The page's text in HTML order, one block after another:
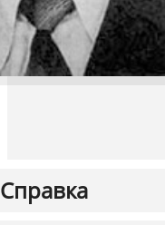
Справка